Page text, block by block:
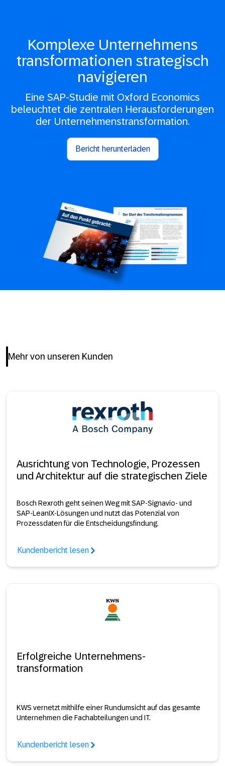
Komplexe Unternehmens
transformationen strategisch
navigieren
Eine SAP-Studie mit Oxford Economics
beleuchtet die zentralen Herausforderungen
der Unternehmenstransformation.
Bericht herunterladen
Mehr von unseren Kunden
Ausrichtung von Technologie, Prozessen
und Architektur auf die strategischen Ziele
Bosch Rexroth geht seinen Weg mit SAP-Signavio- und
SAP-LeanIX-Lösungen und nutzt das Potenzial von
Prozessdaten für die Entscheidungsfindung.
Kundenbericht lesen
Erfolgreiche Unternehmens-
transformation
KWS vernetzt mithilfe einer Rundumsicht auf das gesamte
Unternehmen die Fachabteilungen und IT.
Kundenbericht lesen